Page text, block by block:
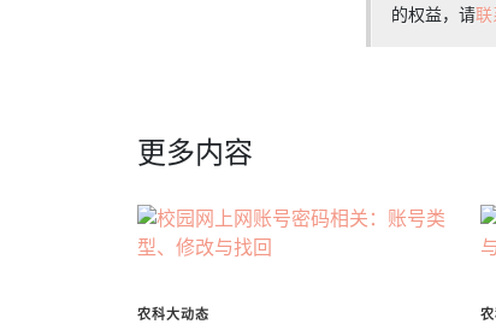
的权益，请联
更多内容
农科大动态